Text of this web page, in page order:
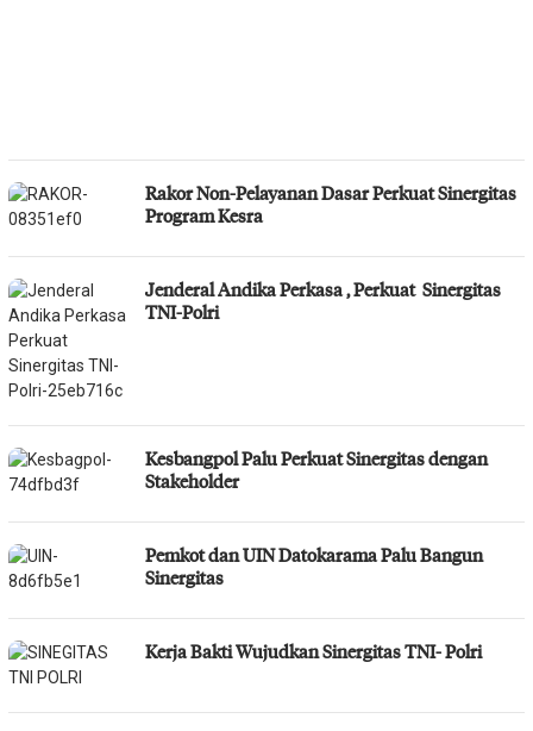
Rakor Non-Pelayanan Dasar Perkuat Sinergitas
Program Kesra
Jenderal Andika Perkasa , Perkuat Sinergitas
TNI-Polri
Kesbangpol Palu Perkuat Sinergitas dengan
Stakeholder
Pemkot dan UIN Datokarama Palu Bangun
Sinergitas
Kerja Bakti Wujudkan Sinergitas TNI- Polri